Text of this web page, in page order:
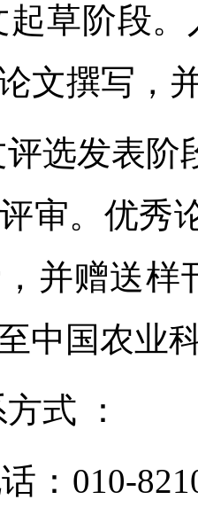
起草阶段
文撰写，
评选发表
审。优秀
并赠送样
中国农业
式 ：
：010-